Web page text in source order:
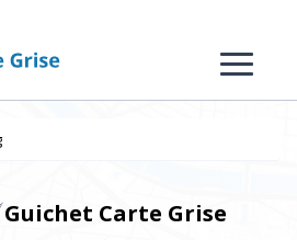
Carte Grise